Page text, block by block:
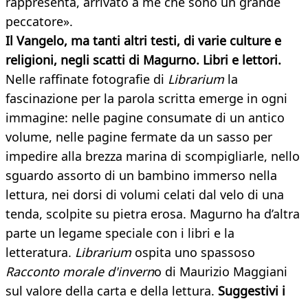
peccatore».
Il Vangelo, ma tanti altri testi, di varie culture e
religioni, negli scatti di Magurno. Libri e lettori.
Nelle raffinate fotografie di Librariumla
fascinazione per la parola scritta emerge in ogni
immagine: nelle pagine consumate di un antico
volume, nelle pagine fermate da un sasso per
impedire alla brezza marina di scompigliarle, nello
sguardo assorto di un bambino immerso nella
lettura, nei dorsi di volumi celati dal velo di una
tenda, scolpite su pietra erosa. Magurno ha d’altra
parte un legame speciale con i libri e la
letteratura. Librariumospita uno spassoso
Racconto morale d'inverno di Maurizio Maggiani
sul valore della carta e della lettura. Suggestivi i